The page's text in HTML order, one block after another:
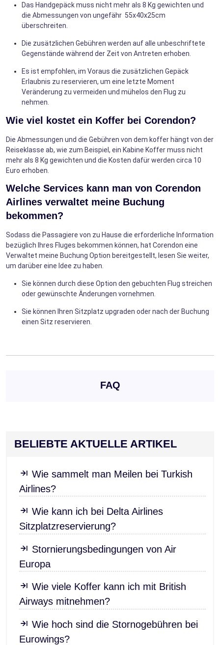
Das Handgepäck muss nicht mehr als 8 Kg gewichten und
die Abmessungen von ungefähr 55x40x25cm
überschreiten.
Die zusätzlichen Gebühren werden auf alle unbeschriftete
Gegenstände während der Zeit von Antreten erhoben.
Es ist empfohlen, im Voraus die zusätzlichen Gepäck
Erlaubnis zu reservieren, um eine letzte Moment
Veränderung zu vermeiden und mühelos den Flug zu
nehmen.
Wie viel kostet ein Koffer bei Corendon?
Die Abmessungen und die Gebühren von dem koffer hängt von der
Reiseklasse ab, wie zum Beispiel, ein Kabine Koffer muss nicht
mehr als 8 Kg gewichten und die Kosten dafür werden circa 10
Euro erhoben.
Welche Services kann man von Corendon
Airlines verwaltet meine Buchung
bekommen?
Sodass die Passagiere von zu Hause die erforderliche Information
bezüglich Ihres Fluges bekommen können, hat Corendon eine
Verwaltet meine Buchung Option bereitgestellt, lesen Sie weiter,
um darüber eine Idee zu haben.
Sie können durch diese Option den gebuchten Flug streichen
oder gewünschte Änderungen vornehmen.
Sie können Ihren Sitzplatz upgraden oder nach der Buchung
einen Sitz reservieren.
FAQ
BELIEBTE AKTUELLE ARTIKEL
Wie sammelt man Meilen bei Turkish
Airlines?
Wie kann ich bei Delta Airlines
Sitzplatzreservierung?
Stornierungsbedingungen von Air
Europa
Wie viele Koffer kann ich mit British
Airways mitnehmen?
Wie hoch sind die Stornogebühren bei
Eurowings?